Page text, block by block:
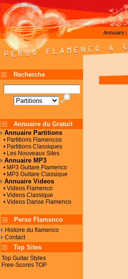
Annuaire |
Recherche
Annuaire du Gratuit
Annuaire Partitions
• Partitions Flamencos
• Partitions Classiques
• Les Nouveaux Sites
Annuaire MP3
• MP3 Guitare Flamenco
• MP3 Guitare Classique
Annuaire Videos
• Videos Flamenco
• Videos Classique
• Videos Danse Flamenco
Perso Flamenco
Histoire du flamenco
Contact
Top Sites
Top Guitar Styles
Free-Scores TOP